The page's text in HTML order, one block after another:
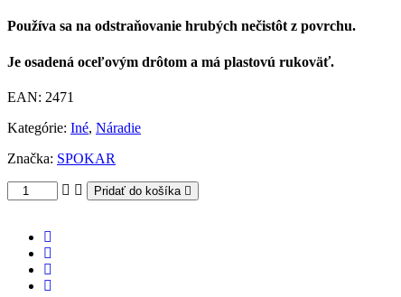
Používa sa na odstraňovanie hrubých nečistôt z povrchu.
Je osadená oceľovým drôtom a má plastovú rukoväť.
EAN: 2471
Kategórie: Iné, Náradie
Značka: SPOKAR
Pridať do košíka